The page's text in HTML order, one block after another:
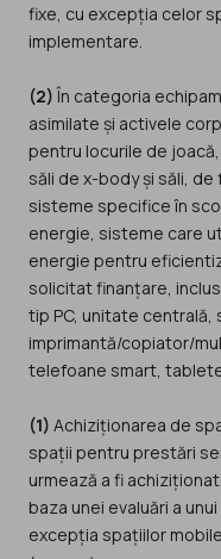
fixe, cu excepția celor
implementare.
(2)În categoria
asimilate și activele
pentru locurile de
săli de x-body și săli,
sisteme specifice în
energie, sisteme care
energie pentru
solicitat finanțare,
tip PC, unitate centrală,
imprimantă/copiator/
telefoane smart,
(1) Achiziționarea de
spații pentru prestări
urmează a fi
baza unei evaluări a
excepția spațiilor